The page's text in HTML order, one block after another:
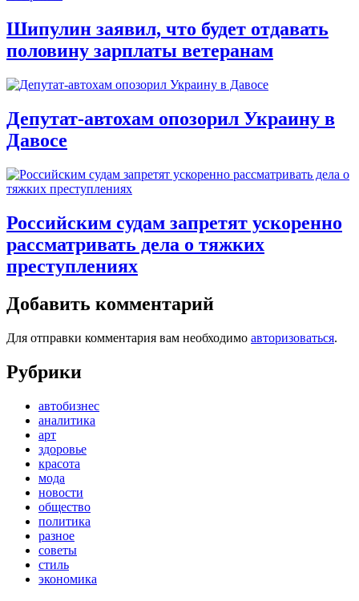
Шипулин заявил, что будет отдавать
половину зарплаты ветеранам
Депутат-автохам опозорил Украину в
Давосе
Российским судам запретят ускоренно
рассматривать дела о тяжких
преступлениях
Добавить комментарий
Для отправки комментария вам необходимо авторизоваться.
Рубрики
автобизнес
аналитика
арт
здоровье
красота
мода
новости
общество
политика
разное
советы
стиль
экономика